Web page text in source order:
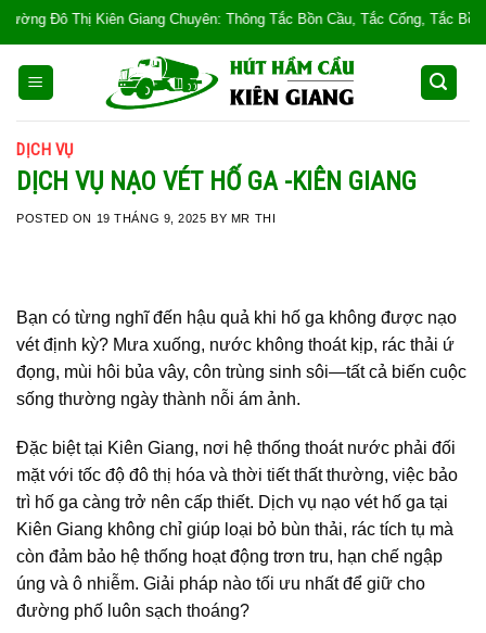
Skip
content
Thông Tắc Bồn Cầu, Tắc Cống, Tắc Bồn Rửa, Mùi Hôi, Hút
DỊCH VỤ
DỊCH VỤ NẠO VÉT HỐ GA -KIÊN GIANG
POSTED ON 19 THÁNG 9, 2025 BY MR THI
Bạn có từng nghĩ đến hậu quả khi hố ga không được nạo
vét định kỳ? Mưa xuống, nước không thoát kịp, rác thải ứ
đọng, mùi hôi bủa vây, côn trùng sinh sôi—tất cả biến cuộc
sống thường ngày thành nỗi ám ảnh.
Đặc biệt tại Kiên Giang, nơi hệ thống thoát nước phải đối
mặt với tốc độ đô thị hóa và thời tiết thất thường, việc bảo
trì hố ga càng trở nên cấp thiết. Dịch vụ nạo vét hố ga tại
Kiên Giang không chỉ giúp loại bỏ bùn thải, rác tích tụ mà
còn đảm bảo hệ thống hoạt động trơn tru, hạn chế ngập
úng và ô nhiễm. Giải pháp nào tối ưu nhất để giữ cho
đường phố luôn sạch thoáng?